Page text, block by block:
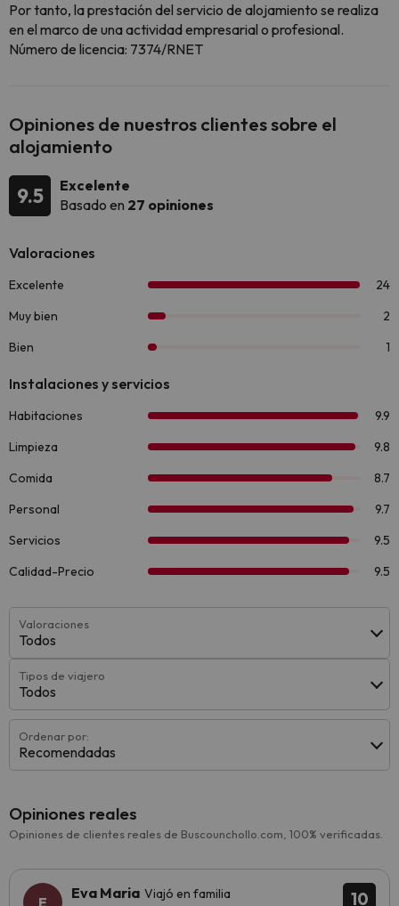
Por tanto, la prestación del servicio de alojamiento se realiza
en el marco de una actividad empresarial o profesional.
Número de licencia: 7374/RNET
Opiniones de nuestros clientes sobre el
alojamiento
9.5
Excelente
Basado en 27 opiniones
Valoraciones
Todos
Tipos de viajero
Todos
Ordenar por:
Recomendadas
Opiniones reales
Opiniones de clientes reales de Buscounchollo.com, 100% verificadas.
10
Eva Maria Viajó en familia